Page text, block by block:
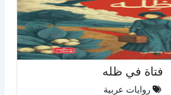
فتاة في ظله
روايات عربية